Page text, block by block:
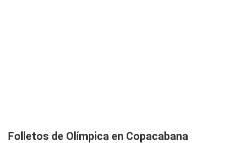
Folletos de Olímpica en Copacabana